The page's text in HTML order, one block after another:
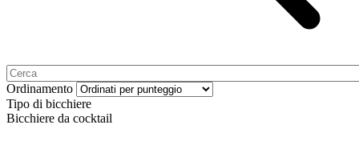
Ordinamento
Tipo di bicchiere
Bicchiere da cocktail